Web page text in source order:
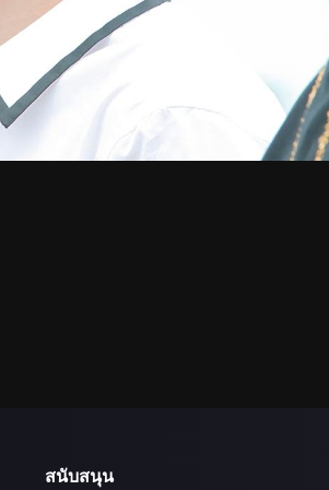
สนับสนุน